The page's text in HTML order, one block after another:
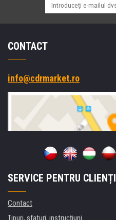
CONTACT
info@cdrmarket.ro
SERVICE PENTRU CLIENȚI
Contact
Tipuri, sfaturi, instrucțiuni